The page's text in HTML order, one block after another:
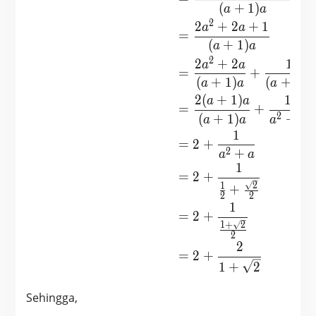
(a + 1)a
=
(a + 1)a
2a2 + 2a + 1
=
(a + 1)a
2a2 + 2a
+
(a +
1
=
(a + 1)a
2(a + 1)a
+
a2 +
1
= 2 +
a2 + a
1
= 2 +
2
1 + 2
2
1
= 2 +
2
1+ 2
1
= 2 +
1 + 2
2
Sehingga,